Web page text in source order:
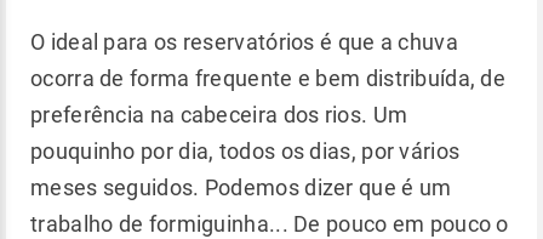
O ideal para os reservatórios é que a chuva
ocorra de forma frequente e bem distribuída, de
preferência na cabeceira dos rios. Um
pouquinho por dia, todos os dias, por vários
meses seguidos. Podemos dizer que é um
trabalho de formiguinha... De pouco em pouco o